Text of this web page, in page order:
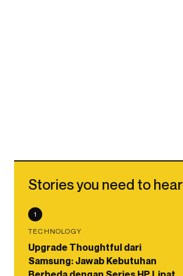
Stories you need to hear
1
TECHNOLOGY
Upgrade Thoughtful dari
Samsung: Jawab Kebutuhan